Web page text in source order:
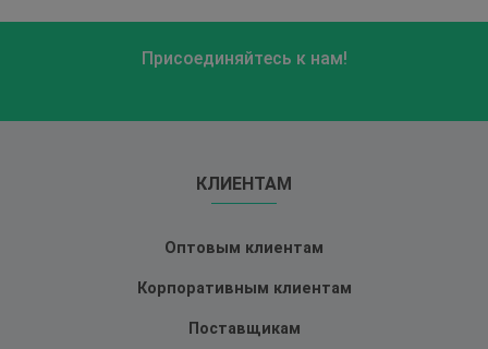
Присоединяйтесь к нам!
КЛИЕНТАМ
Оптовым клиентам
Корпоративным клиентам
Поставщикам